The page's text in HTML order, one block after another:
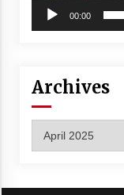
00:00
Archives